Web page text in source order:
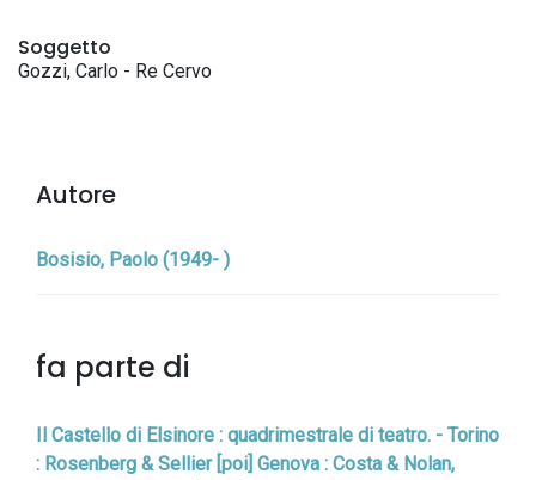
Soggetto
Gozzi, Carlo - Re Cervo
Autore
Bosisio, Paolo (1949- )
fa parte di
Il Castello di Elsinore : quadrimestrale di teatro. - Torino
: Rosenberg & Sellier [poi] Genova : Costa & Nolan,